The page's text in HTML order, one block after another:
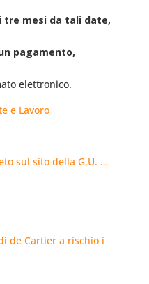
tre mesi da tali date,
pagamento,
elettronico.
e Lavoro
sul sito della G.U. …
de Cartier a rischio i